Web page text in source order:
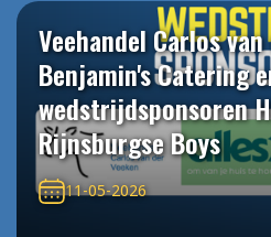
Veehandel Carlos
Benjamin's Catering
wedstrijdsponsoren
Rijnsburgse Boys
11-05-2026